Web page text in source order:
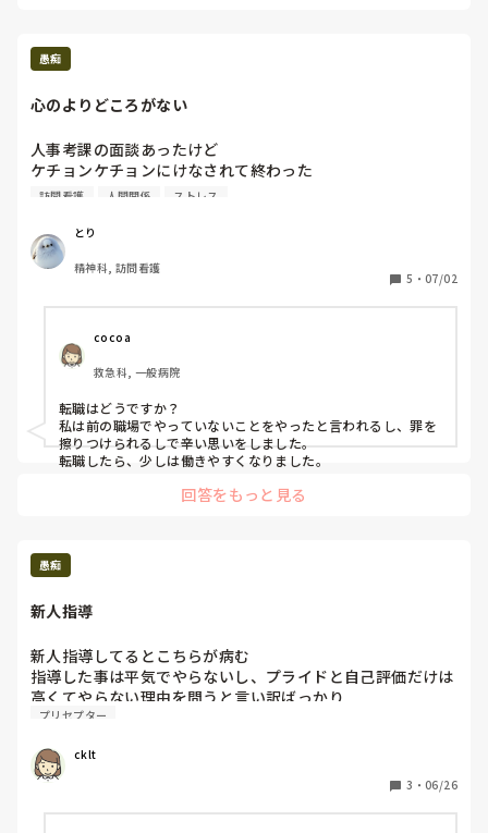
愚痴
心のよりどころがない
人事考課の面談あったけど
ケチョンケチョンにけなされて終わった
それから目をつけられ何かあるたびにに面談
面談の内容は周りに知れ渡ってるし
人間不信になるし真面目に仕事してたとしても言動も目をつ
何しても言われない人いるのに
訪問看護 人間関係 ストレス
とり
精神科, 訪問看護
5 ・ 07/02
cocoa
救急科, 一般病院
転職はどうですか？
私は前の職場でやっていないことをやったと言われるし、罪を
擦りつけられるしで辛い思いをしました。
転職したら、少しは働きやすくなりました。
回答をもっと見る
愚痴
新人指導
新人指導してるとこちらが病む
指導した事は平気でやらないし、プライドと自己評価だけは
高くてやらない理由を問うと言い訳ばっかり
人を見て、言いやすい先輩には生意気な態度とるし
れた先輩から今日こんな事言われたんだけど...って話を聞く
たびにイライラしまう自分
周りのスタッフに愚痴ってしまう自分も、プリセプターだか
ら優しくしないとって思うけどできない自分にまた病む💧
プリセプター
cklt
3 ・ 06/26